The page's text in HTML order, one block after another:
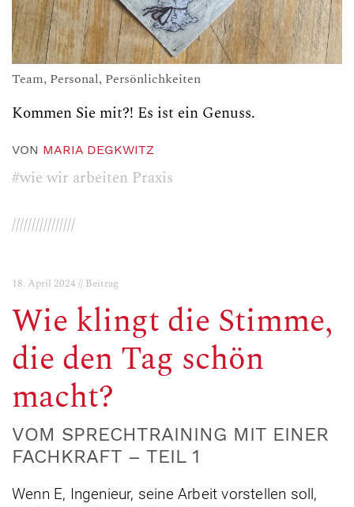
Team, Personal, Persönlichkeiten
Kommen Sie mit?! Es ist ein Genuss.
VON MARIA DEGKWITZ
#wie wir arbeiten Praxis
////////////////
18. April 2024 // Beitrag
Wie klingt die Stimme,
die den Tag schön
macht?
VOM SPRECHTRAINING MIT EINER
FACHKRAFT – TEIL 1
Wenn E, Ingenieur, seine Arbeit vorstellen soll,